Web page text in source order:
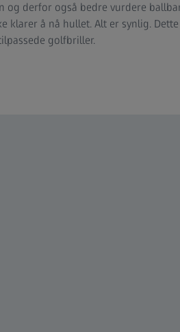
og derfor også bedre vurdere
klarer å nå hullet. Alt er synlig.
golfbriller.